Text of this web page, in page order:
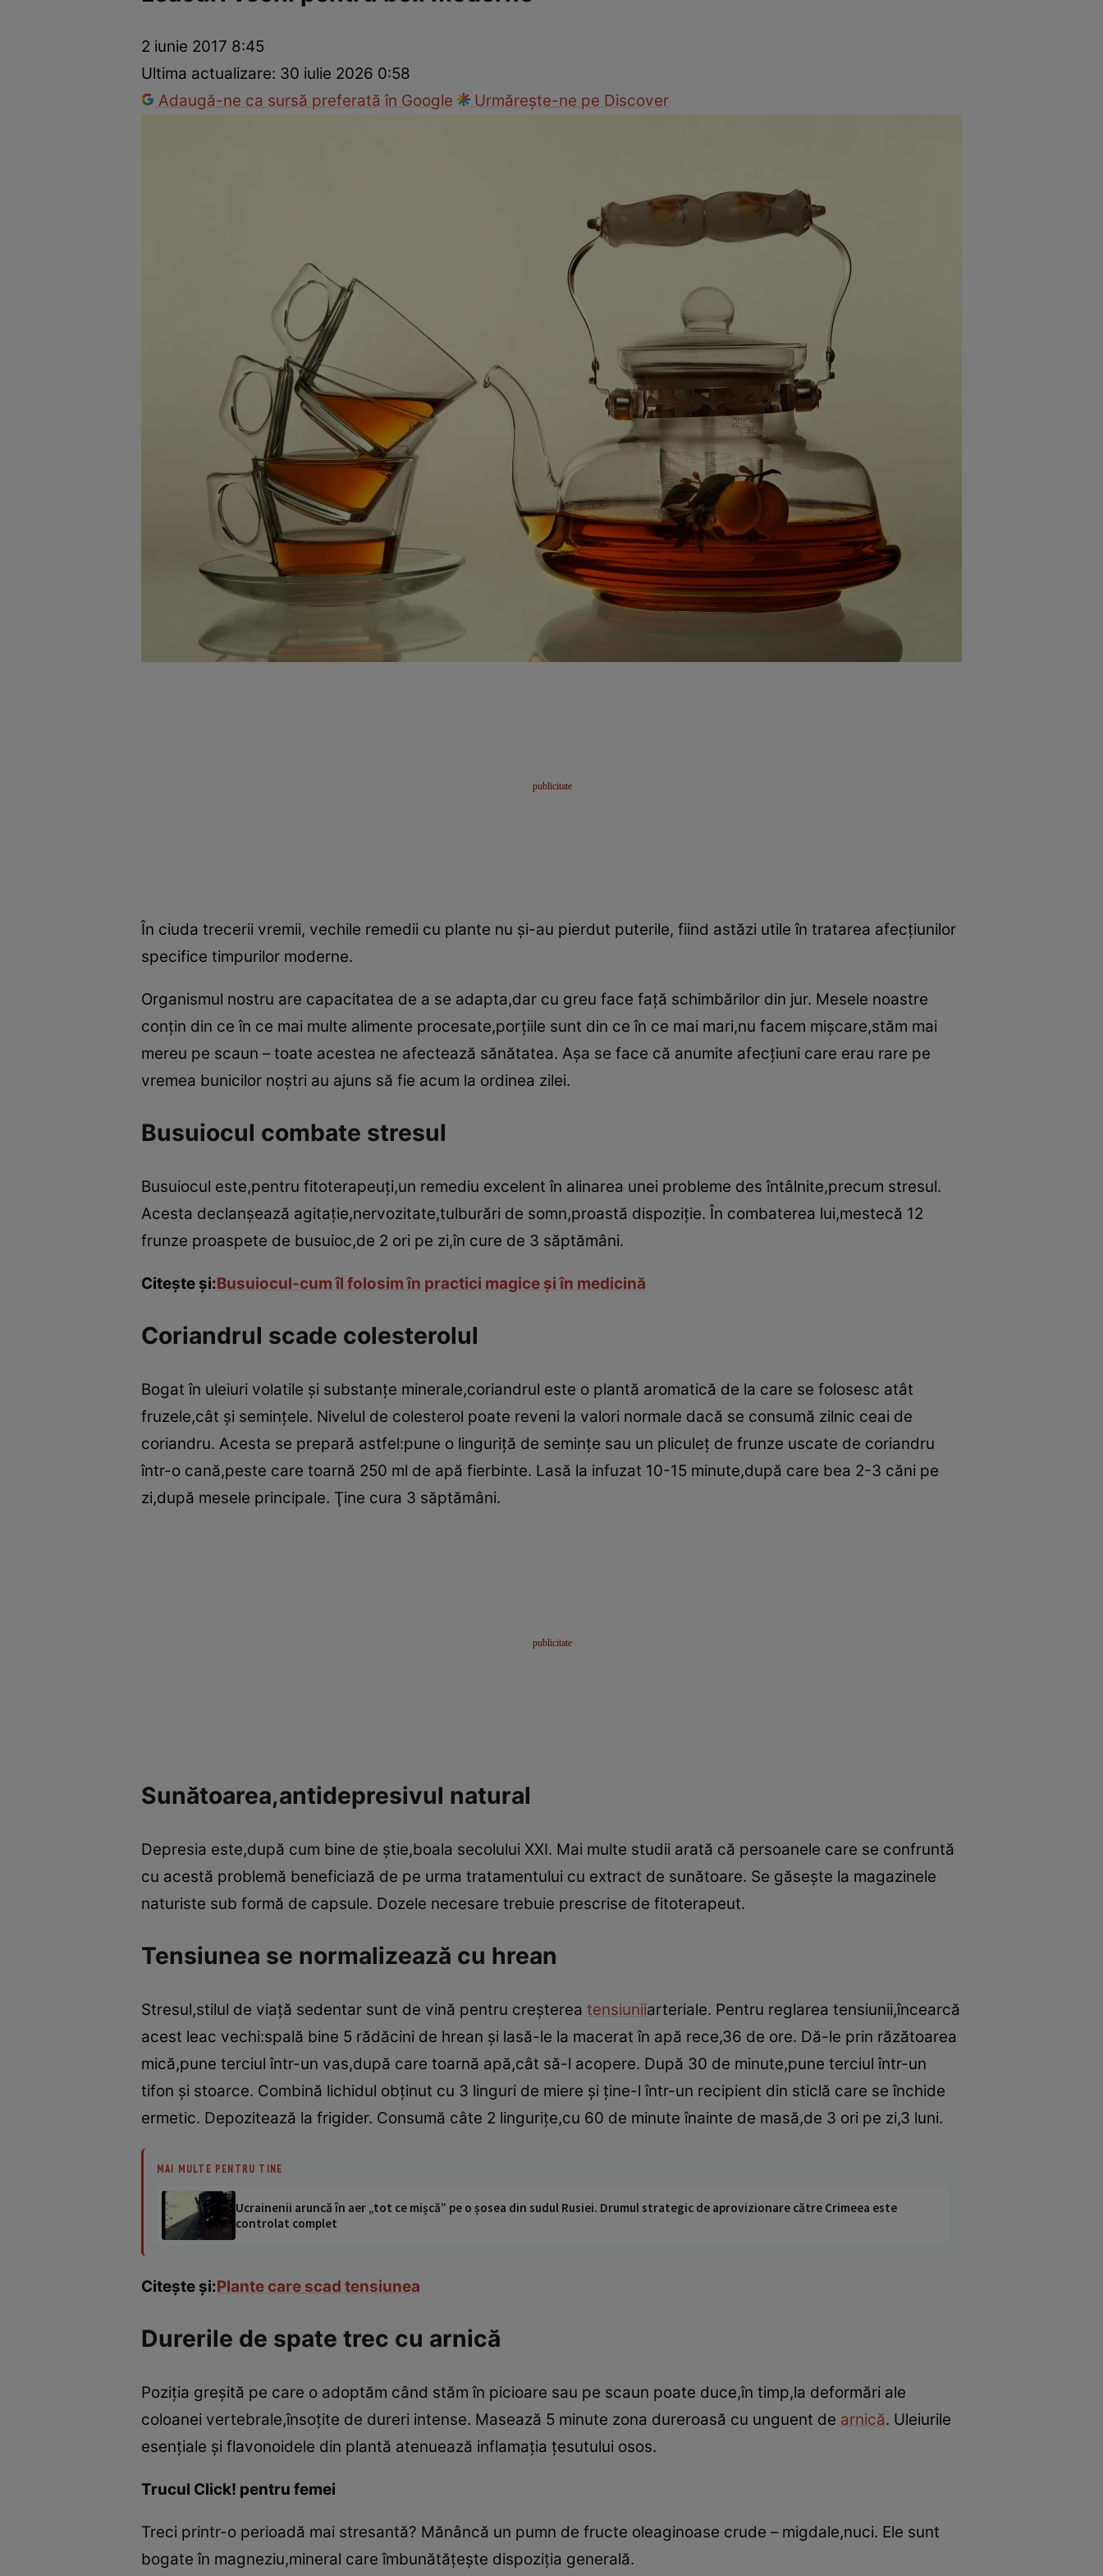
Dezvoltare personalăÎngrijire personală
2 iunie 2017 8:45
Ultima actualizare: 30 iulie 2026 0:58
Adaugă-ne ca sursă preferată în Google
Urmărește-ne pe Discover
În ciuda trecerii vremii, vechile remedii cu plante nu şi-au pierdut puterile, fiind astăzi utile în tratarea afecţiunilor
specifice timpurilor moderne.
Organismul nostru are capacitatea de a se adapta,dar cu greu face faţă schimbărilor din jur. Mesele noastre
conţin din ce în ce mai multe alimente procesate,porţiile sunt din ce în ce mai mari,nu facem mişcare,stăm mai
mereu pe scaun – toate acestea ne afectează sănătatea. Aşa se face că anumite afecţiuni care erau rare pe
vremea bunicilor noştri au ajuns să fie acum la ordinea zilei.
Busuiocul combate stresul
Busuiocul este,pentru fitoterapeuţi,un remediu excelent în alinarea unei probleme des întâlnite,precum stresul.
Acesta declanşează agitaţie,nervozitate,tulburări de somn,proastă dispoziţie. În combaterea lui,mestecă 12
frunze proaspete de busuioc,de 2 ori pe zi,în cure de 3 săptămâni.
Citeşte şi:Busuiocul-cum îl folosim în practici magice şi în medicină
Coriandrul scade colesterolul
Bogat în uleiuri volatile şi substanţe minerale,coriandrul este o plantă aromatică de la care se folosesc atât
fruzele,cât şi seminţele. Nivelul de colesterol poate reveni la valori normale dacă se consumă zilnic ceai de
coriandru. Acesta se prepară astfel:pune o linguriţă de seminţe sau un pliculeţ de frunze uscate de coriandru
într-o cană,peste care toarnă 250 ml de apă fierbinte. Lasă la infuzat 10-15 minute,după care bea 2-3 căni pe
zi,după mesele principale. Ţine cura 3 săptămâni.
Sunătoarea,antidepresivul natural
Depresia este,după cum bine de ştie,boala secolului XXI. Mai multe studii arată că persoanele care se confruntă
cu acestă problemă beneficiază de pe urma tratamentului cu extract de sunătoare. Se găseşte la magazinele
naturiste sub formă de capsule. Dozele necesare trebuie prescrise de fitoterapeut.
Tensiunea se normalizează cu hrean
Stresul,stilul de viaţă sedentar sunt de vină pentru creşterea tensiuniiarteriale. Pentru reglarea tensiunii,încearcă
acest leac vechi:spală bine 5 rădăcini de hrean şi lasă-le la macerat în apă rece,36 de ore. Dă-le prin răzătoarea
mică,pune terciul într-un vas,după care toarnă apă,cât să-l acopere. După 30 de minute,pune terciul într-un
tifon şi stoarce. Combină lichidul obţinut cu 3 linguri de miere şi ţine-l într-un recipient din sticlă care se închide
ermetic. Depozitează la frigider. Consumă câte 2 linguriţe,cu 60 de minute înainte de masă,de 3 ori pe zi,3 luni.
MAI MULTE PENTRU TINE
Ucrainenii aruncă în aer „tot ce mișcă” pe o șosea din sudul Rusiei. Drumul strategic de aprovizionare către Crimeea este
controlat complet
Citeşte şi:Plante care scad tensiunea
Durerile de spate trec cu arnică
Poziţia greşită pe care o adoptăm când stăm în picioare sau pe scaun poate duce,în timp,la deformări ale
coloanei vertebrale,însoţite de dureri intense. Masează 5 minute zona dureroasă cu unguent de arnică. Uleiurile
esenţiale şi flavonoidele din plantă atenuează inflamaţia ţesutului osos.
Trucul Click! pentru femei
Treci printr-o perioadă mai stresantă? Mănâncă un pumn de fructe oleaginoase crude – migdale,nuci. Ele sunt
bogate în magneziu,mineral care îmbunătăţeşte dispoziţia generală.